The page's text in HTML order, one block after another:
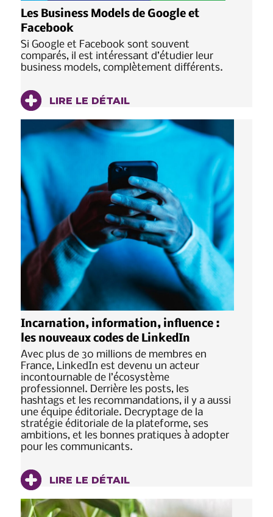
Les Business Models de Google et
Facebook
Si Google et Facebook sont souvent
comparés, il est intéressant d’étudier leur
business models, complètement différents.
LIRE LE DÉTAIL
Incarnation, information, influence :
les nouveaux codes de LinkedIn
Avec plus de 30 millions de membres en
France, LinkedIn est devenu un acteur
incontournable de l’écosystème
professionnel. Derrière les posts, les
hashtags et les recommandations, il y a aussi
une équipe éditoriale. Decryptage de la
stratégie éditoriale de la plateforme, ses
ambitions, et les bonnes pratiques à adopter
pour les communicants.
LIRE LE DÉTAIL